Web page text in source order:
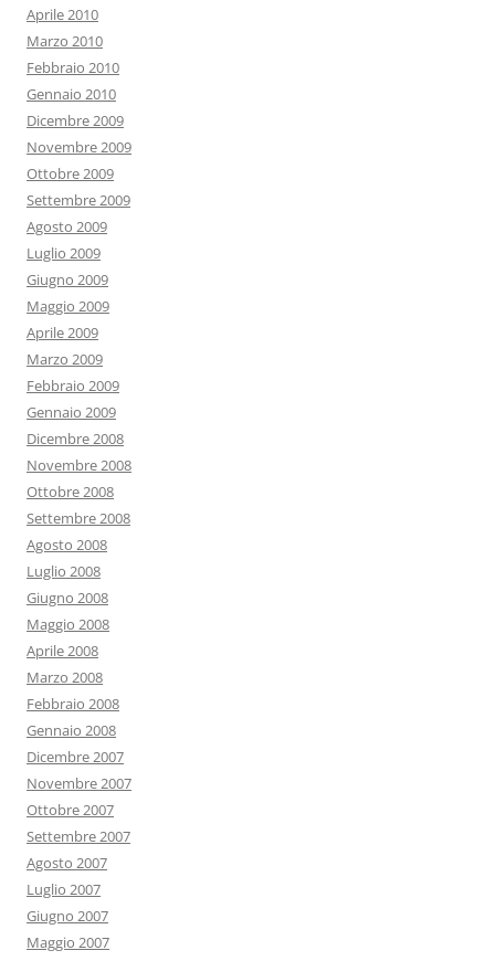
Aprile 2010
Marzo 2010
Febbraio 2010
Gennaio 2010
Dicembre 2009
Novembre 2009
Ottobre 2009
Settembre 2009
Agosto 2009
Luglio 2009
Giugno 2009
Maggio 2009
Aprile 2009
Marzo 2009
Febbraio 2009
Gennaio 2009
Dicembre 2008
Novembre 2008
Ottobre 2008
Settembre 2008
Agosto 2008
Luglio 2008
Giugno 2008
Maggio 2008
Aprile 2008
Marzo 2008
Febbraio 2008
Gennaio 2008
Dicembre 2007
Novembre 2007
Ottobre 2007
Settembre 2007
Agosto 2007
Luglio 2007
Giugno 2007
Maggio 2007